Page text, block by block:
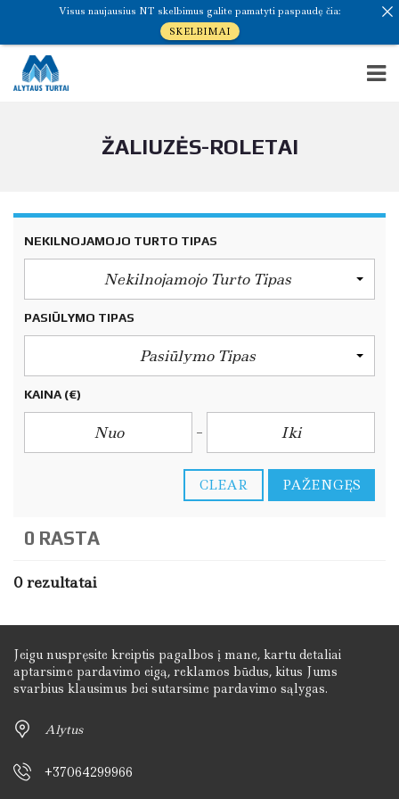
ŽALIUZĖS-ROLETAI
NEKILNOJAMOJO TURTO TIPAS
Nekilnojamojo Turto Tipas
PASIŪLYMO TIPAS
Pasiūlymo Tipas
KAINA (€)
CLEAR PAŽENGĘS
0 RASTA
0 rezultatai
Jeigu nuspręsite kreiptis pagalbos į mane, kartu detaliai
aptarsime pardavimo eigą, reklamos būdus, kitus Jums
svarbius klausimus bei sutarsime pardavimo sąlygas.
Alytus
+37064299966
Visus naujausius NT skelbimus galite pamatyti paspaudę čia:
SKELBIMAI